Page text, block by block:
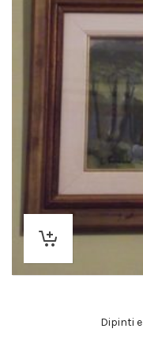
Dipinti